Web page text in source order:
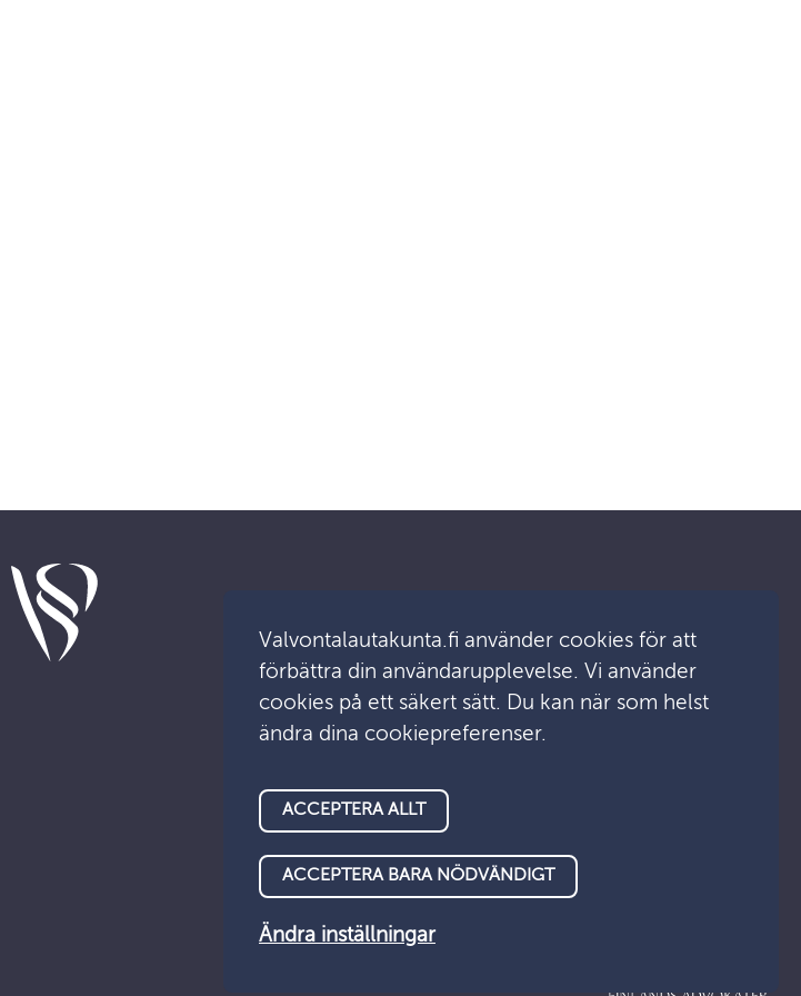
Kontakta oss
Valvontalautakunta.fi använder cookies för att
förbättra din användarupplevelse. Vi använder
cookies på ett säkert sätt. Du kan när som helst
ändra dina cookiepreferenser.
ACCEPTERA BARA NÖDVÄNDIGT
ACCEPTERA ALLT
Ändra inställningar